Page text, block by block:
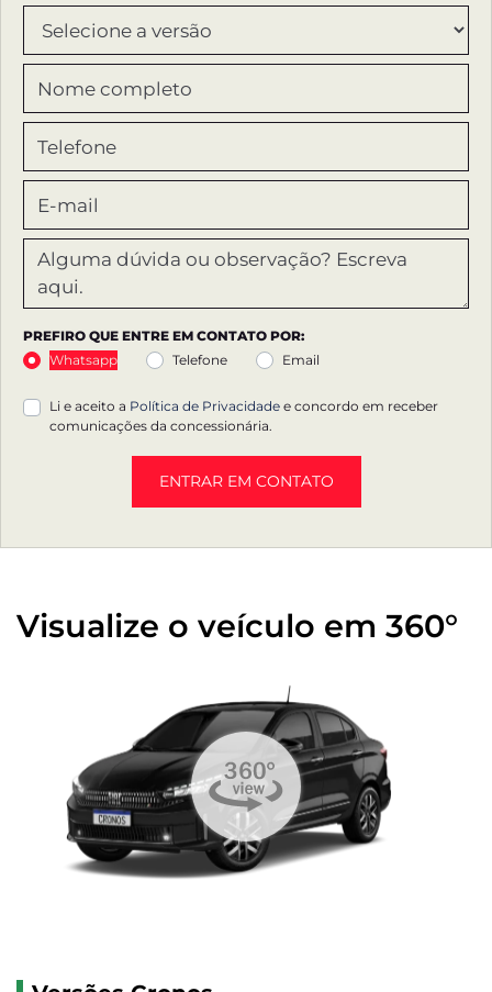
PREFIRO QUE ENTRE EM CONTATO POR:
Whatsapp
Telefone Email
Li e aceito a Política de Privacidade e concordo em receber
comunicações da concessionária.
ENTRAR EM CONTATO
Visualize o veículo em 360°